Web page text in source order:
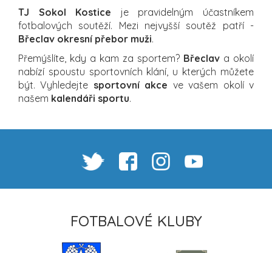
TJ Sokol Kostice je pravidelným účastníkem
fotbalových soutěží. Mezi nejvyšší soutěž patří -
Břeclav okresní přebor muži.
Přemýšlíte, kdy a kam za sportem? Břeclav a okolí
nabízí spoustu sportovních klání, u kterých můžete
být. Vyhledejte sportovní akce ve vašem okolí v
našem kalendáři sportu.
FOTBALOVÉ KLUBY